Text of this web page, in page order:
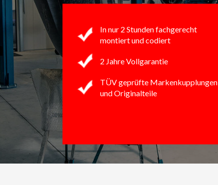
In nur 2 Stunden fachgerecht
montiert und codiert
2 Jahre Vollgarantie
TÜV geprüfte Markenkupplungen
und Originalteile